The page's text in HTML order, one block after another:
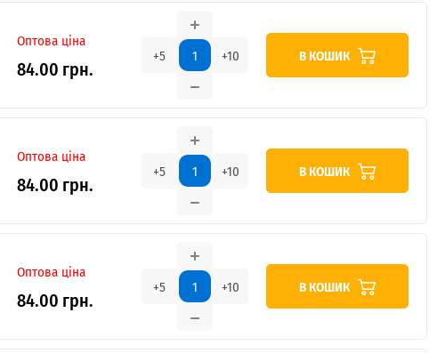
Оптова ціна
84.00 грн. +5 +10 В КОШИК
Оптова ціна
84.00 грн. +5 +10 В КОШИК
Оптова ціна
84.00 грн. +5 +10 В КОШИК